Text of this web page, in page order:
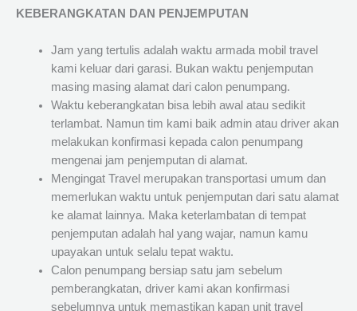
KEBERANGKATAN DAN PENJEMPUTAN
Jam yang tertulis adalah waktu armada mobil travel
kami keluar dari garasi. Bukan waktu penjemputan
masing masing alamat dari calon penumpang.
Waktu keberangkatan bisa lebih awal atau sedikit
terlambat. Namun tim kami baik admin atau driver akan
melakukan konfirmasi kepada calon penumpang
mengenai jam penjemputan di alamat.
Mengingat Travel merupakan transportasi umum dan
memerlukan waktu untuk penjemputan dari satu alamat
ke alamat lainnya. Maka keterlambatan di tempat
penjemputan adalah hal yang wajar, namun kamu
upayakan untuk selalu tepat waktu.
Calon penumpang bersiap satu jam sebelum
pemberangkatan, driver kami akan konfirmasi
sebelumnya untuk memastikan kapan unit travel